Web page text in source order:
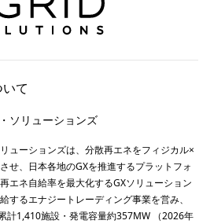
て
ソリューションズ
ューションズは、分散再エネをフィジカル×
せ、日本各地のGXを推進するプラットフォ
エネ自給率を最大化するGXソリューション
するエナジートレーディング事業を営み、
計1,410施設・発電容量約357MW （2026年